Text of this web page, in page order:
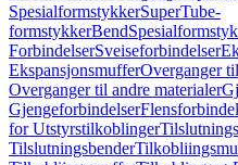
SpesialformstykkerSuperTube-
formstykkerBend
ForbindelserSveiseforbindelser
EkspansjonsmufferOverganger
Overganger til andre materialer
Gjengeforbindelser
for Utstyrstilkoblinger
Tilslutningsbender